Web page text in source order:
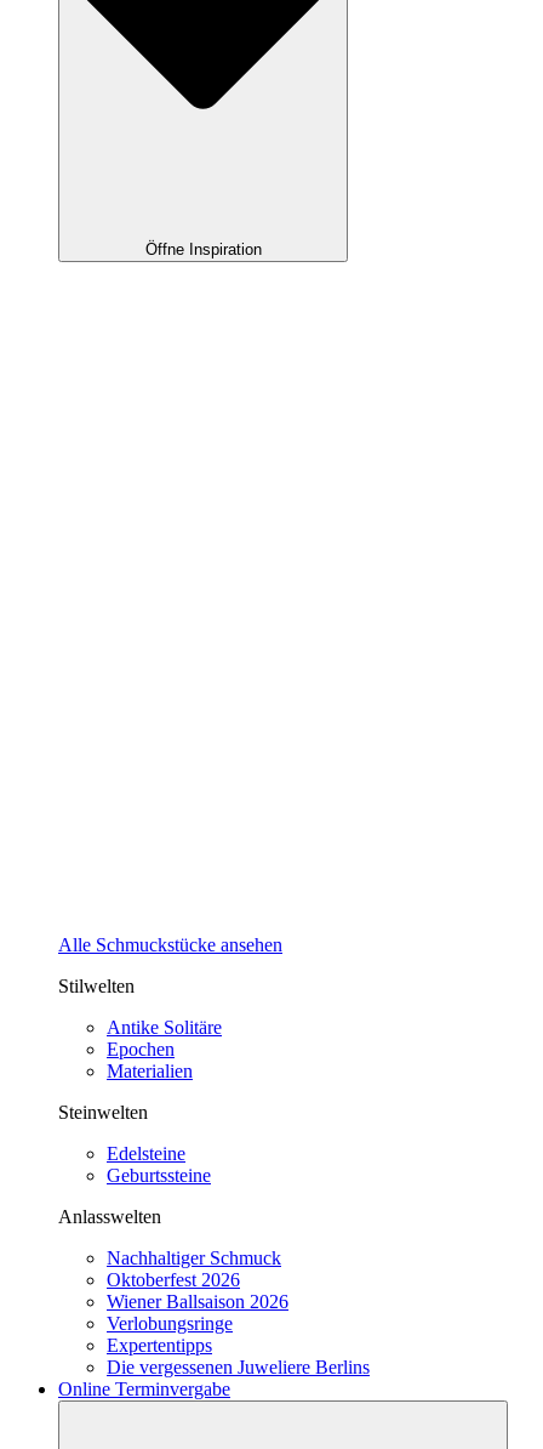
Öffne Inspiration
Alle Schmuckstücke ansehen
Stilwelten
Antike Solitäre
Epochen
Materialien
Steinwelten
Edelsteine
Geburtssteine
Anlasswelten
Nachhaltiger Schmuck
Oktoberfest 2026
Wiener Ballsaison 2026
Verlobungsringe
Expertentipps
Die vergessenen Juweliere Berlins
Online Terminvergabe